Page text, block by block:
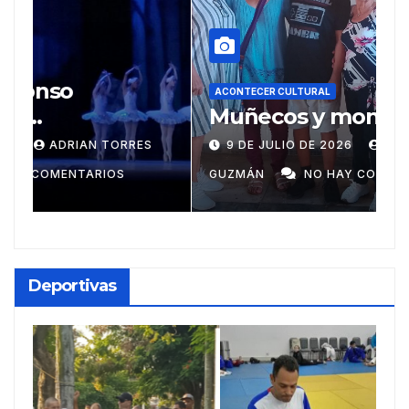
ACONTECER CULTURAL
Muñecos y monotipia
9 DE JULIO DE 2026 MEYLIN PÉREZ
GUZMÁN NO HAY COMENTARIOS
Deportivas